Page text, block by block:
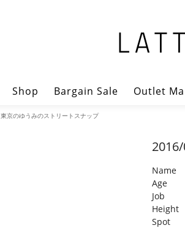
Shop Bargain Sale Outlet
東京のゆうみのストリートスナップ
Name
Age
Job
Height
Spot